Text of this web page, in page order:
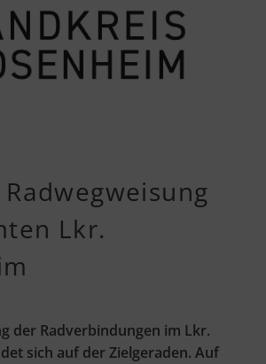
Lkr.
der Radverbindungen im Lkr.
sich auf der Zielgeraden. Auf